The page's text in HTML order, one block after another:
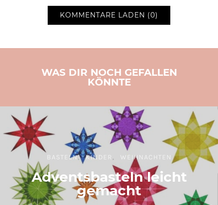
KOMMENTARE LADEN (0)
WAS DIR NOCH GEFALLEN
KÖNNTE
BASTELN KINDER WEIHNACHTEN
Adventsbasteln leicht
gemacht